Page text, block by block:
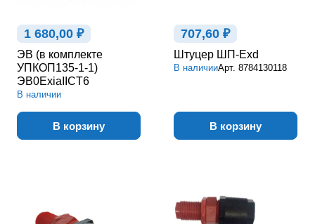
1 680,00 ₽
ЭВ (в комплекте
УПКОП135-1-1)
ЭВ0ExiaIICT6
В наличии
В корзину
707,60 ₽
Штуцер ШП-Exd
В наличииАрт. 8784130118
В корзину